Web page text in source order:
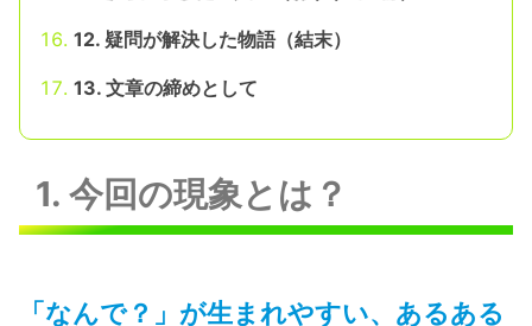
12. 疑問が解決した物語（結末）
13. 文章の締めとして
1. 今回の現象とは？
「なんで？」が生まれやすい、あるある